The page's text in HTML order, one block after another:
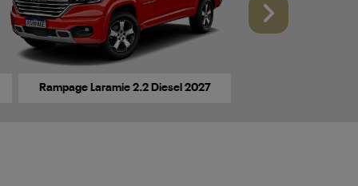
Rampage Laramie 2.2 Diesel 2027